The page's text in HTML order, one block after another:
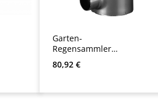
Garten-
Regensammler
GRS
Regulärer Preis:
80,92 €